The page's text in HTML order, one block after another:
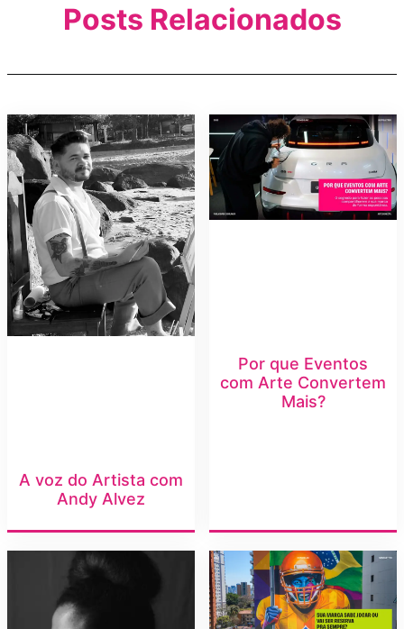
Posts Relacionados
A voz do Artista com
Andy Alvez
Por que Eventos
com Arte Convertem
Mais?